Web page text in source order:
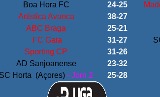
Boa Hora FC 24-25
Artistica Avanca
38-27
ABC Braga
25-21
FC Gaia 31-27
Sporting CP 31-26
AD Sanjoanense
23-32
SC Horta (Açores) - Jorn 2 25-28